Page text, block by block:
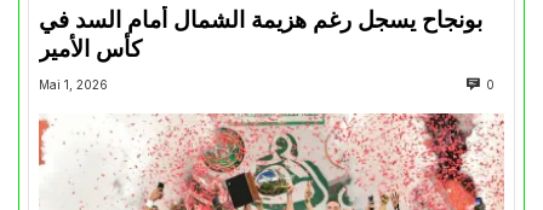
بونجاح يسجل رغم هزيمة الشمال أمام السد في
كأس الأمير
Mai 1, 2026 0